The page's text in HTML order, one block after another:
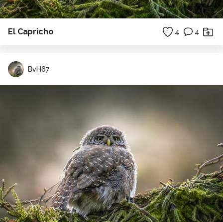
El Capricho 4 4
BvH67